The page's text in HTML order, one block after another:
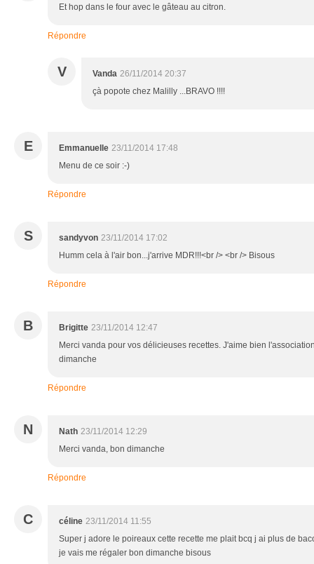
Et hop dans le four avec le gâteau au citron.
Répondre
V Vanda 26/11/2014 20:37
çà popote chez Malilly ...BRAVO !!!!
E Emmanuelle 23/11/2014 17:48
Menu de ce soir :-)
Répondre
S sandyvon 23/11/2014 17:02
Humm cela à l'air bon...j'arrive MDR!!!<br /> <br /> Bisous
Répondre
B Brigitte 23/11/2014 12:47
Merci vanda pour vos délicieuses recettes. J'aime bien
dimanche
Répondre
N Nath 23/11/2014 12:29
Merci vanda, bon dimanche
Répondre
C céline 23/11/2014 11:55
Super j adore le poireaux cette recette me plait bcq j ai plus de
je vais me régaler bon dimanche bisous